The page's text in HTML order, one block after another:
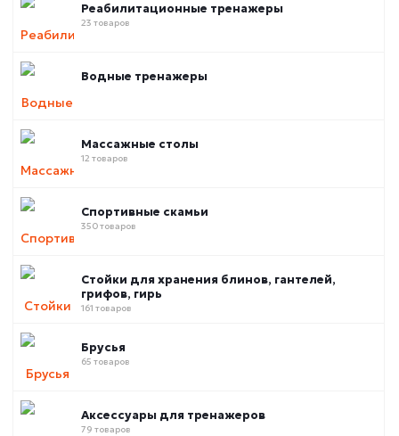
Реабилитационные тренажеры
23 товаров
Водные тренажеры
Массажные столы
12 товаров
Спортивные скамьи
350 товаров
Стойки для хранения блинов, гантелей,
грифов, гирь
161 товаров
Брусья
65 товаров
Аксессуары для тренажеров
79 товаров